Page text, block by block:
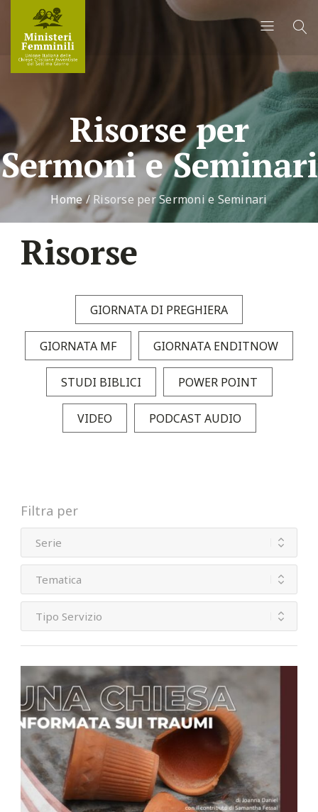
Risorse per
Sermoni e Seminari
Home/ Risorse per Sermoni e Seminari
Risorse
GIORNATA DI PREGHIERA
GIORNATA MF GIORNATA ENDITNOW
STUDI BIBLICI POWER POINT
VIDEO PODCAST AUDIO
Filtra per